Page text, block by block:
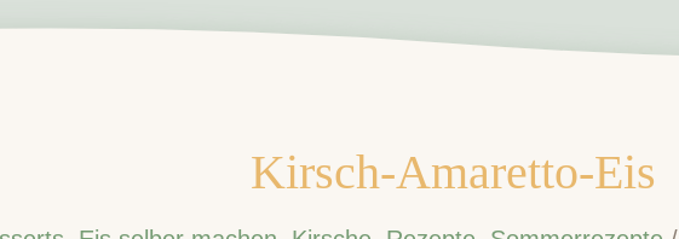
Kirsch-Amaretto-Eis